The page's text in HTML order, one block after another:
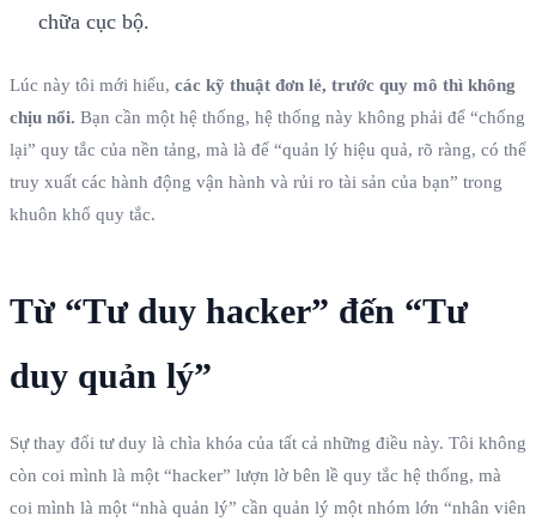
chữa cục bộ.
Lúc này tôi mới hiểu, các kỹ thuật đơn lẻ, trước quy mô thì không
chịu nổi. Bạn cần một hệ thống, hệ thống này không phải để “chống
lại” quy tắc của nền tảng, mà là để “quản lý hiệu quả, rõ ràng, có thể
truy xuất các hành động vận hành và rủi ro tài sản của bạn” trong
khuôn khổ quy tắc.
Từ “Tư duy hacker” đến “Tư
duy quản lý”
Sự thay đổi tư duy là chìa khóa của tất cả những điều này. Tôi không
còn coi mình là một “hacker” lượn lờ bên lề quy tắc hệ thống, mà
coi mình là một “nhà quản lý” cần quản lý một nhóm lớn “nhân viên